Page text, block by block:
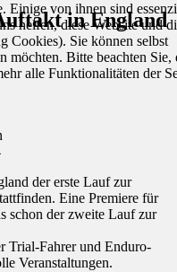
in England
der erste Lauf zur
Eine Premiere für
schon der zweite Lauf zur
Trial-Fahrer und Enduro-
Veranstaltungen.
Einige von ihnen sind
helfen, diese Website und
Cookies). Sie können selbst
möchten. Bitte beachten Sie,
alle Funktionalitäten der